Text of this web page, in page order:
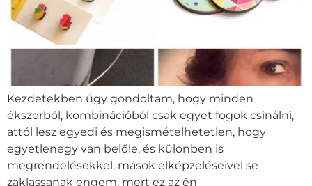
Kezdetekben úgy gondoltam, hogy minden
ékszerből, kombinációból csak egyet fogok csinálni,
attól lesz egyedi és megismételhetetlen, hogy
egyetlenegy van belőle, és különben is
megrendelésekkel, mások elképzeléseivel se
zaklassanak engem, mert ez az én